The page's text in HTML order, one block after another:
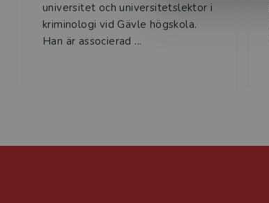
universitet och universitetslektor i
kriminologi vid Gävle högskola.
Han är associerad ...